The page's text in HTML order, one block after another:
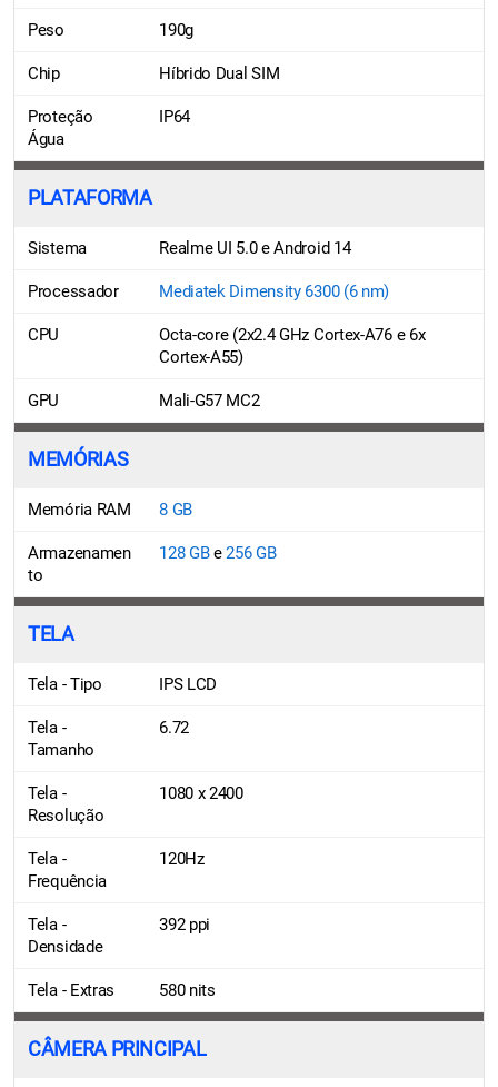
Peso 190g
Chip Híbrido Dual SIM
Proteção
Água
IP64
PLATAFORMA
Sistema Realme UI 5.0 e Android 14
Processador Mediatek Dimensity 6300 (6 nm)
CPU
Octa-core (2x2.4 GHz Cortex-A76 e 6x
Cortex-A55)
GPU Mali-G57 MC2
MEMÓRIAS
Memória RAM 8 GB
Armazenamen
to
128 GBe256 GB
TELA
Tela - Tipo IPS LCD
Tela -
Tamanho
6.72
Tela -
Resolução
1080 x 2400
Tela -
Frequência
120Hz
Tela -
Densidade
392 ppi
Tela - Extras 580 nits
CÂMERA PRINCIPAL